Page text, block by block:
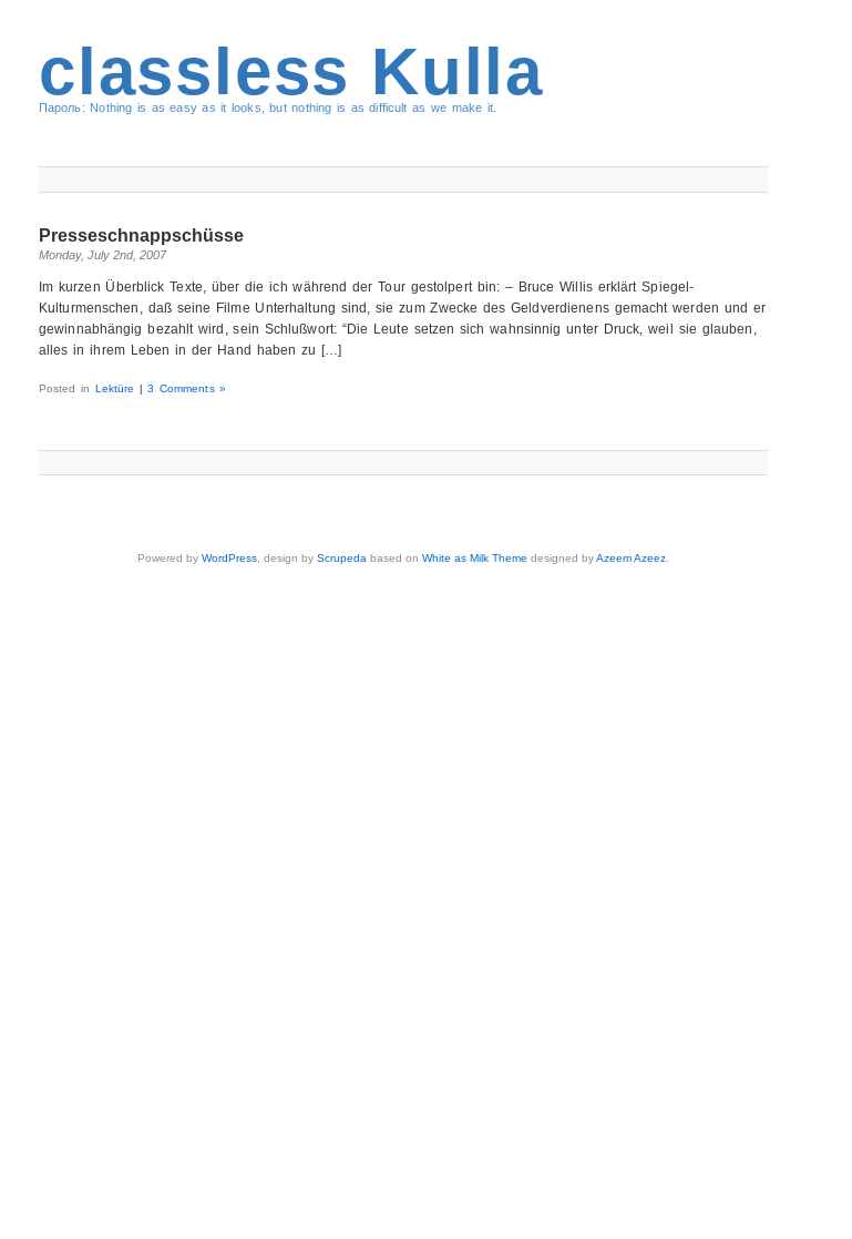
classless Kulla
Пароль: Nothing is as easy as it looks, but nothing is as difficult as we make it.
Presseschnappschüsse
Monday, July 2nd, 2007
Im kurzen Überblick Texte, über die ich während der Tour gestolpert bin: – Bruce Willis erklärt Spiegel-
Kulturmenschen, daß seine Filme Unterhaltung sind, sie zum Zwecke des Geldverdienens gemacht werden und er
gewinnabhängig bezahlt wird, sein Schlußwort: “Die Leute setzen sich wahnsinnig unter Druck, weil sie glauben,
alles in ihrem Leben in der Hand haben zu […]
Posted in Lektüre | 3 Comments »
Powered byWordPress , design byScrupeda based onWhite as Milk Theme designed byAzeem Azeez